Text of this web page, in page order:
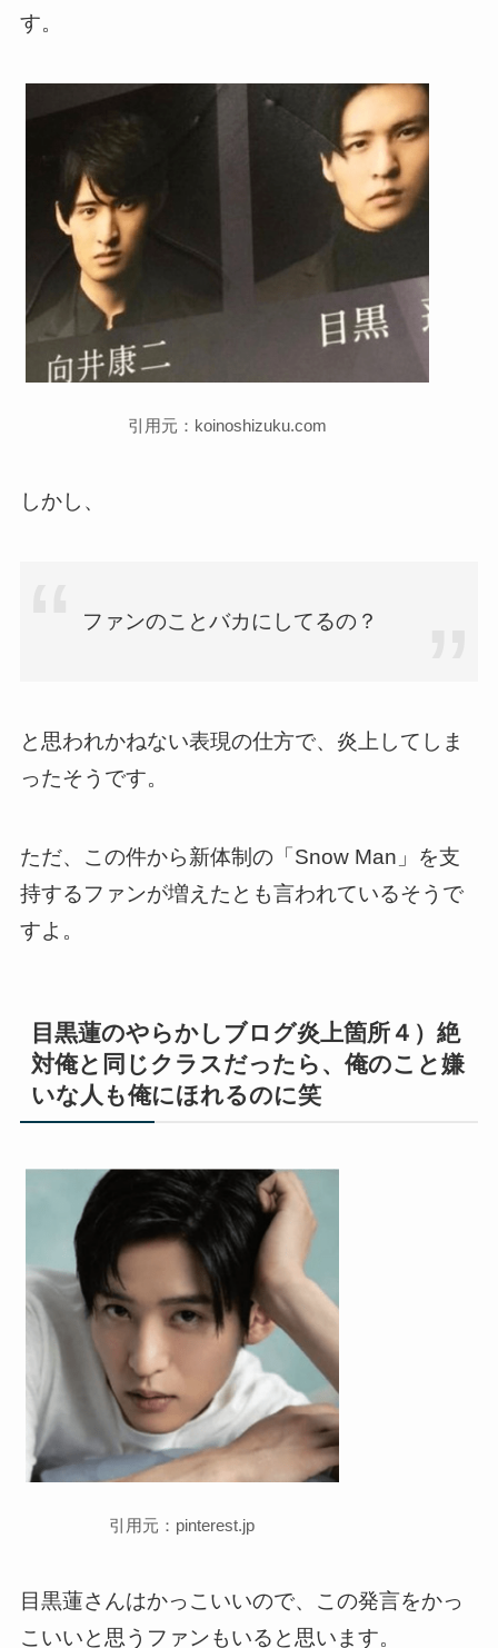
す。
引用元：koinoshizuku.com
しかし、
ファンのことバカにしてるの？
と思われかねない表現の仕方で、炎上してしま
ったそうです。
ただ、この件から新体制の「Snow Man」を支
持するファンが増えたとも言われているそうで
すよ。
目黒蓮のやらかしブログ炎上箇所４）絶
対俺と同じクラスだったら、俺のこと嫌
いな人も俺にほれるのに笑
引用元：pinterest.jp
目黒蓮さんはかっこいいので、この発言をかっ
こいいと思うファンもいると思います。